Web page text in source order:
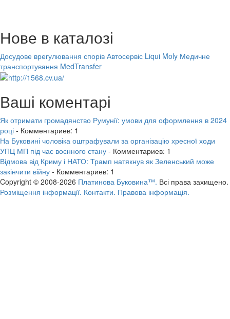
Нове в каталозі
Досудове врегулювання спорів Автосервіс Liqui Moly Медичне
транспортування MedTransfer
Ваші коментарі
Як отримати громадянство Румунії: умови для оформлення в 2024
році - Комментариев: 1
На Буковині чоловіка оштрафували за організацію хресної ходи
УПЦ МП під час воєнного стану - Комментариев: 1
Відмова від Криму і НАТО: Трамп натякнув як Зеленський може
закінчити війну - Комментариев: 1
Copyright © 2008-2026 Платинова Буковина™. Всі права захищено.
Розміщення інформації. Контакти. Правова інформація.